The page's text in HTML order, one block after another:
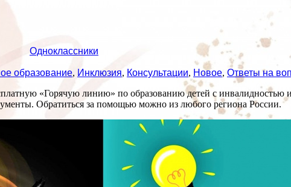
Одноклассники
образование, Инклюзия, Консультации, Новое, Ответы на
«Горячую линию» по образованию детей с инвалидностью
Обратиться за помощью можно из любого региона России.